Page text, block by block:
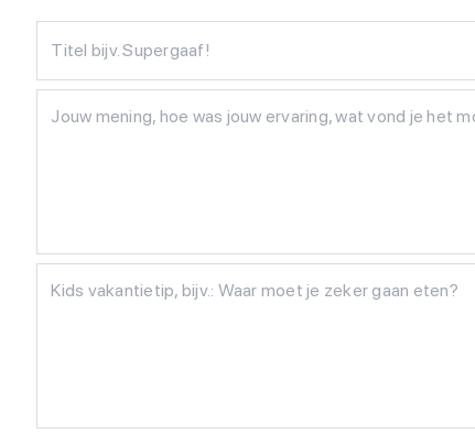
Titel bijv. Supergaaf!